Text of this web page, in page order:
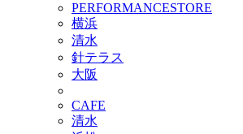
PERFORMANCESTORE
横浜
清水
針テラス
大阪
CAFE
清水